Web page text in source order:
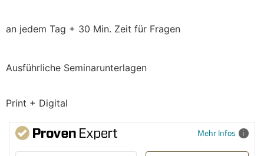
an jedem Tag + 30 Min. Zeit für Fragen
Ausführliche Seminarunterlagen
Print + Digital
Mehr Infos